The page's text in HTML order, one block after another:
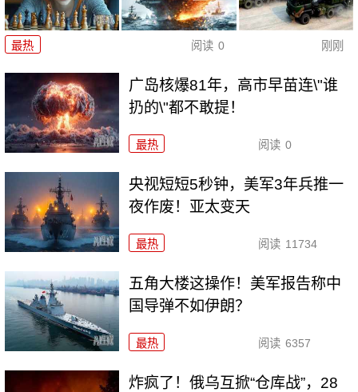
最热 阅读 0 刚刚
广岛核爆81年，高市早苗连\"谁
扔的\"都不敢提！
最热 阅读 0
央视短短5秒钟，美军3年兵推一
夜作废！亚太变天
最热 阅读 11734
五角大楼这操作！美军报告称中
国导弹不如伊朗？
最热 阅读 6357
炸疯了！俄乌互掀“仓库战”，28